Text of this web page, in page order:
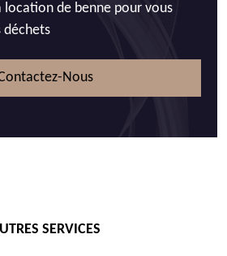
location de benne pour vous
déchets
Nous
SERVICES